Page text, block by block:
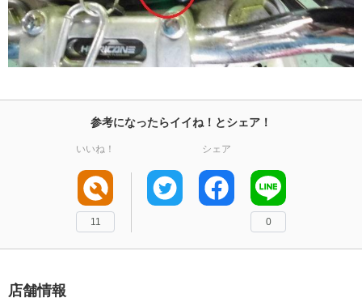
参考になったらイイね！とシェア！
いいね！
11
シェア
0
店舗情報